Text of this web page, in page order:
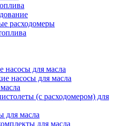
расходомеры
насосы для масла
насосы для масла
(с расходомером) для
для масла
для масла